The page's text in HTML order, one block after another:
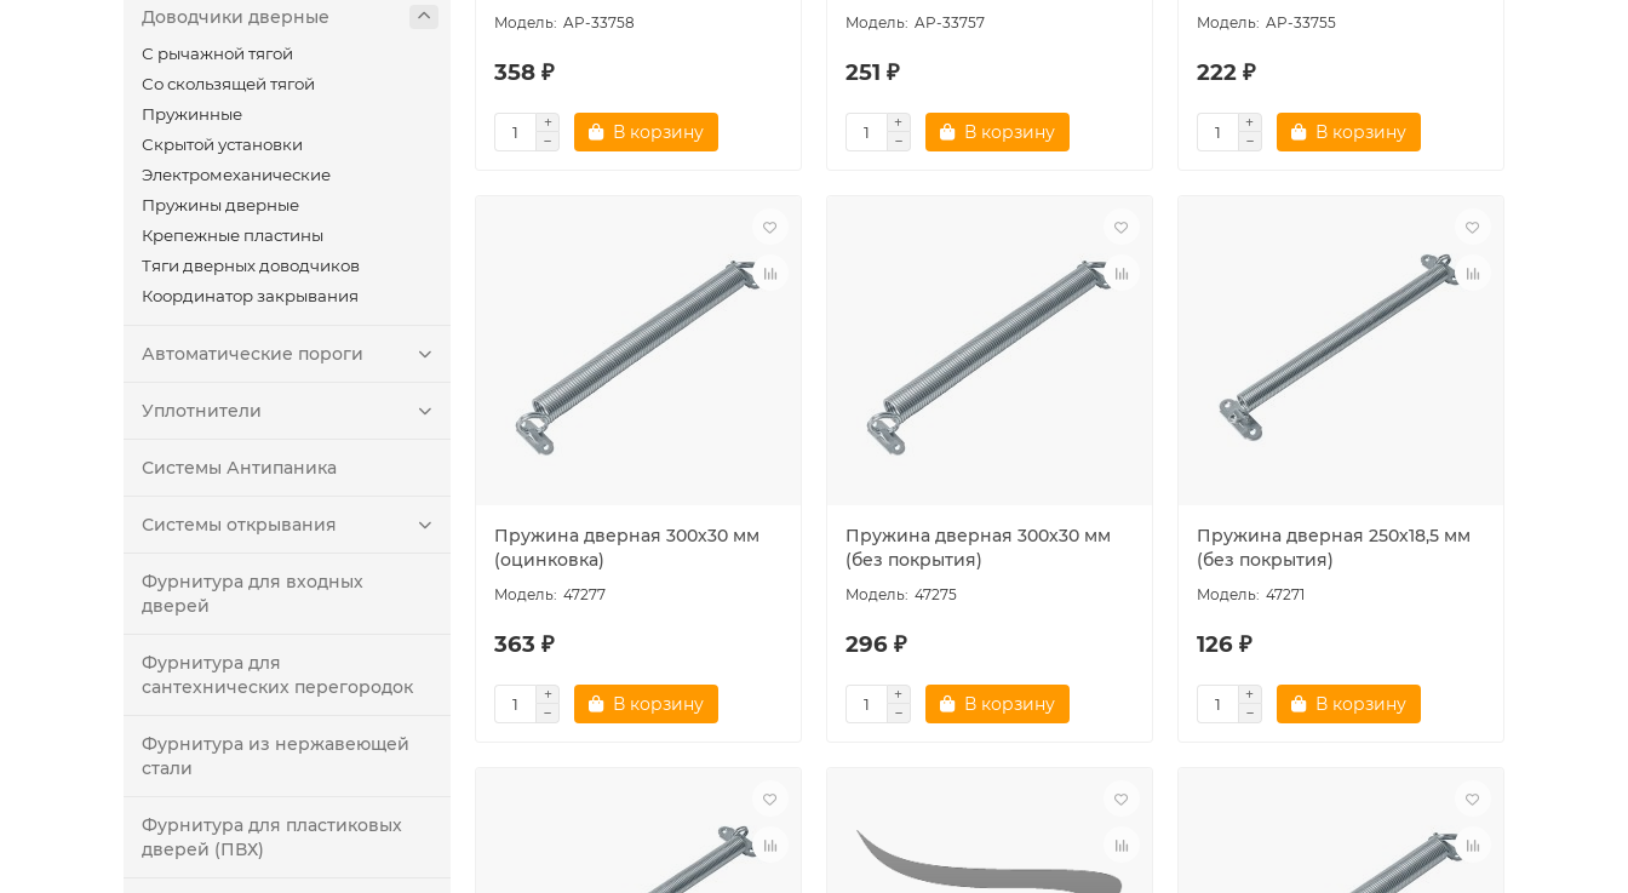
Доводчики дверные
С рычажной тягой
Со скользящей тягой
Пружинные
Скрытой установки
Электромеханические
Пружины дверные
Крепежные пластины
Тяги дверных доводчиков
Координатор закрывания
Автоматические пороги
Уплотнители
Системы Антипаника
Системы открывания
Фурнитура для входных
дверей
Фурнитура для
сантехнических перегородок
Фурнитура из нержавеющей
стали
Фурнитура для пластиковых
дверей (ПВХ)
AP-33758
358 ₽
В корзину
AP-33757
251 ₽
В корзину
AP-33755
222 ₽
В корзину
Пружина дверная 300х30 мм
(оцинковка)
47277
363 ₽
В корзину
Пружина дверная 300х30 мм
(без покрытия)
47275
296 ₽
В корзину
Пружина дверная 250х18,5 мм
(без покрытия)
47271
126 ₽
В корзину